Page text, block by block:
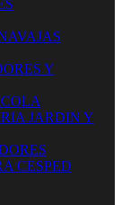
Y
JARDIN Y
CESPED